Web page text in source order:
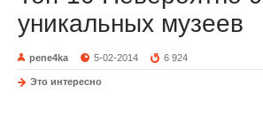
уникальных музеев
pene4ka 5-02-2014 6 924
Это интересно